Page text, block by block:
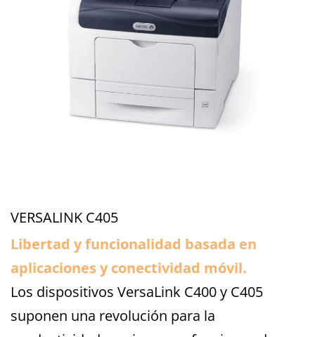
VERSALINK C405
Libertad y funcionalidad basada en
aplicaciones y conectividad móvil.
Los dispositivos VersaLink C400 y C405
suponen una revolución para la